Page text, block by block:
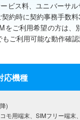
ビス料、ユニバーサ
約時に契約事務手数
をご利用希望の方は
ご利用可能な動作確認
応機種
)
モ用端末、SIMフリー端末